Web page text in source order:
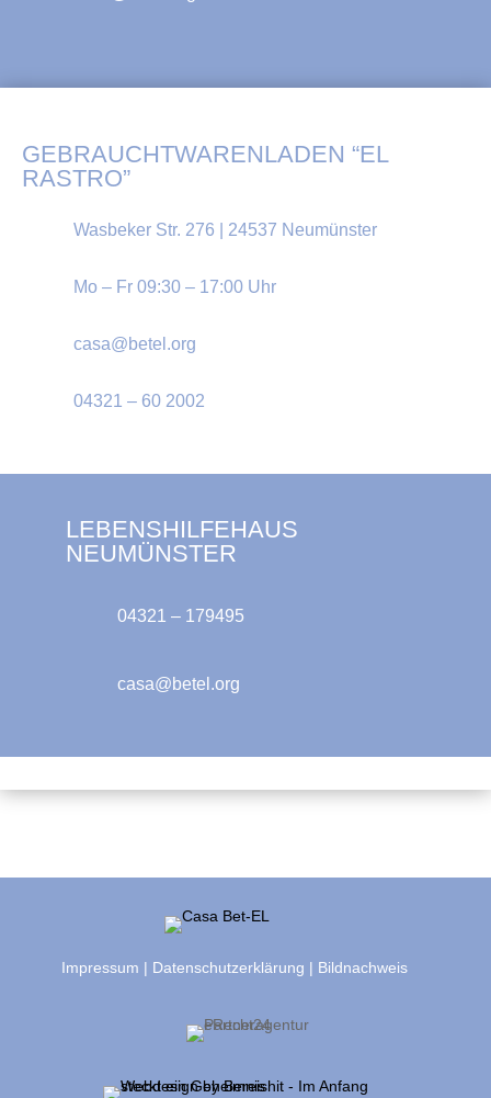
LEBENSHILFEHAUS
NEUMÜNSTER
04321 – 179495
casa@betel.org
GEBRAUCHTWAREN­LADEN “EL
RASTRO”
Wasbeker Str. 276 | 24537 Neumünster
Mo – Fr 09:30 – 17:00 Uhr
casa@betel.org
04321 – 60 2002
Impressum | Datenschutzerklärung | Bildnachweis